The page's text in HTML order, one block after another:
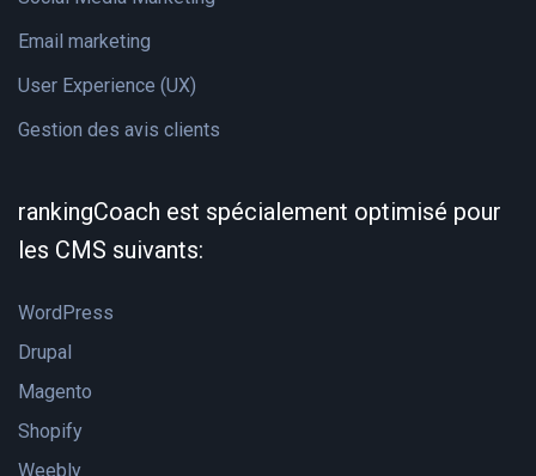
Email marketing
User Experience (UX)
Gestion des avis clients
rankingCoach est spécialement optimisé pour
les CMS suivants:
WordPress
Drupal
Magento
Shopify
Weebly